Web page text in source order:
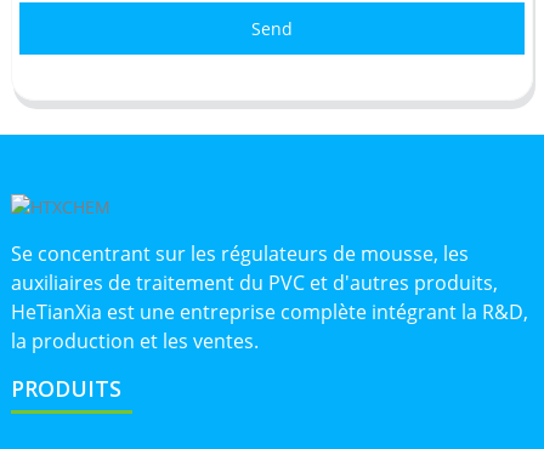
Send
Se concentrant sur les régulateurs de mousse, les
auxiliaires de traitement du PVC et d'autres produits,
HeTianXia est une entreprise complète intégrant la R&D,
la production et les ventes.
PRODUITS